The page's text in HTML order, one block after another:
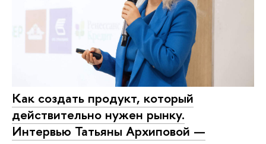
Как создать продукт, который
действительно нужен рынку.
Интервью Татьяны Архиповой —